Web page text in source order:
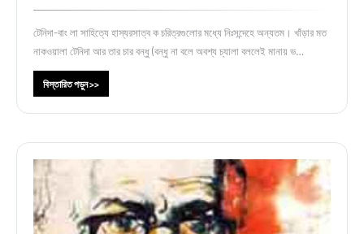
টেনিদা-বাং লা সাহিত্যে হাস্যরসাত্ব ক চরিত্রগুলোর মধ্যে নিঃসন্দেহে অন্যতম। খাঁড়ার মত
নাকওয়ালা টেনিদা আর তার চার বন্ধু (বন্ধু না বলে অবশ্য চ্যালা বললেই মানায় ভ…
বিস্তারিত পড়ুন >>